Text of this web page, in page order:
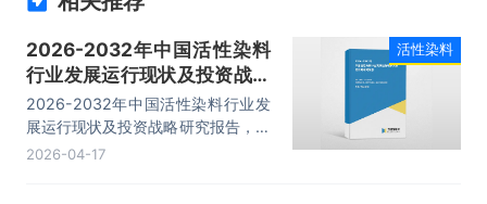
2026-2032年中国活性染料
行业发展运行现状及投资战略
研究报告
2026-2032年中国活性染料行业发
展运行现状及投资战略研究报告，主
要包括行业重点企业竞争力分析、市
2026-04-17
活性染料